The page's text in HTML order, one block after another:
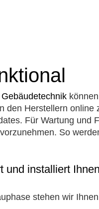
den Herstellern
Für Wartung
So
und installiert
stehen wir